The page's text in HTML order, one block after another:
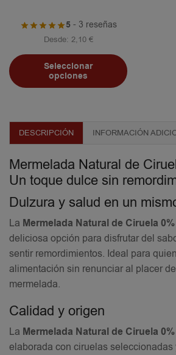
5- 3 reseñas
Desde: 2,10 €
Seleccionar
opciones
DESCRIPCIÓN INFORMACIÓN
Mermelada Natural de
Un toque dulce sin
Dulzura y salud en un
La Mermelada Natural de Ciruela
deliciosa opción para disfrutar del
sentir remordimientos. Ideal para
alimentación sin renunciar al placer
mermelada.
Calidad y origen
La Mermelada Natural de Ciruela
elaborada con ciruelas seleccionadas